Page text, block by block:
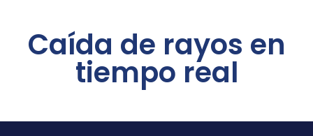
Caída de rayos en
tiempo real